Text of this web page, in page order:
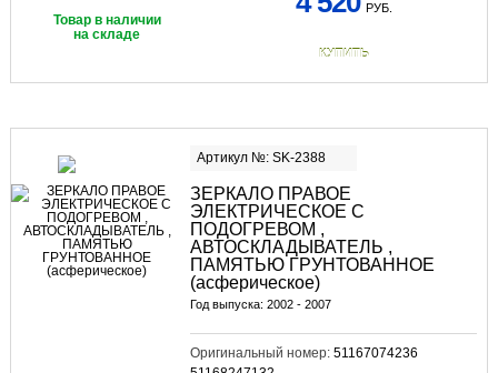
Товар в наличии
на складе
РУБ.
КУПИТЬ
Артикул №: SK-2388
ЗЕРКАЛО ПРАВОЕ
ЭЛЕКТРИЧЕСКОЕ С
ПОДОГРЕВОМ ,
АВТОСКЛАДЫВАТЕЛЬ ,
ПАМЯТЬЮ ГРУНТОВАННОЕ
(асферическое)
Год выпуска: 2002 - 2007
Оригинальный номер: 51167074236